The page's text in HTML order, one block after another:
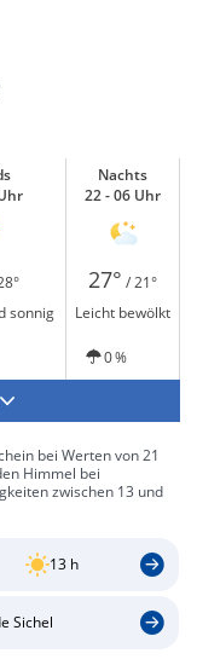
Nachts
22 - 06 Uhr
27° / 21°
sonnig Leicht bewölkt
0 %
bei Werten von 21
Himmel bei
zwischen 13 und
13 h
Sichel